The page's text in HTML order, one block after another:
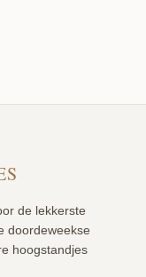
de lekkerste
doordeweekse
hoogstandjes